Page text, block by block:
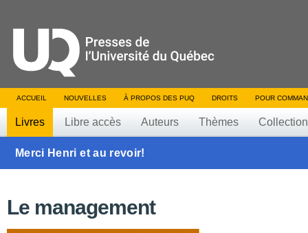
ACCUEIL NOUVELLES À PROPOS DES PUQ DROITS POUR
Livres Libre accès Auteurs Thèmes
Merci Henri et au revoir!
Le management